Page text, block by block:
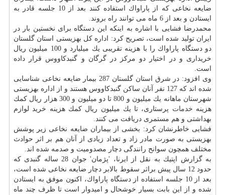
ضایعه نخاعی كه از پاراواك استفاده كنند بعد از 10 جلسه قادر به
ایستادن و بعد از 6 ماه می توانند راه بروند.
محمدرضا فشایی با اشاره به اینكه این دستگاه برای نخستین بار در
ایران تولید شده است، تصریح كرد: اداره كل بهزیستی استان گلستان
دو دستگاه پاراواك را با هزینه تقریبی یك میلیارد و 100 میلیون ریال
خریداری و در اختیار دو مركز در گرگان و گنبدكاووس قرار داده
است.
وی افزود: در شرق استان گلستان 287 بیمار ضایعه نخاعی شناسایی
شده اند كه 127 نفر آنان ساكن گنبدكاووس هستند و از اداره بهزیستی
شهرستان ماهانه یك میلیون و 800 تا دو میلیون و 300 هزار ریال كمك
هزینه خدمات پرستاری، تا یك میلیون ریال كمك هزینه خرید لوازم
بهداشتی و هم مستمری دریافت می كنند.
فشایی خاطرنشان كرد: بخشی از بیماران ضایعه نخاعی زیر پوشش
بهزیستی به صورت مادر زاد و تعداد زیادی از آنان هم بر اثر حوادث
مختلف همچون سوانح رانندگی دچار مصدومیت و صدمه شده اند.
به گزارش اپتیك به نقل از ایرنا، 'پژمان' جوان 28 ساله گنبدی كه
حدود 12 سال پیش براثر سقوط بالابر دچار ضایعه نخاعی شده است،
بعد از 10 جلسه استفاده از دستگاه پاراواك، اكنون موفق به ایستادن
شده و از این بابت بسیار خوشحال و امیدوار است تا ظرف چند ماه